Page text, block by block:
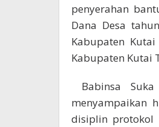
penyerahan
Dana Desa
Kabupaten
Kabupaten Kutai
Babinsa
menyampaikan
disiplin protokol